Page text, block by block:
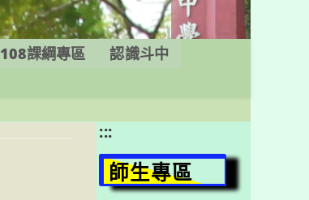
108課綱專區
認識斗中
:::
師生專區